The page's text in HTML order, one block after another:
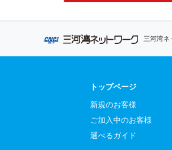
三河湾
トップページ
新規のお客様
ご加入中のお客様
選べるガイド